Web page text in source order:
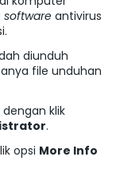
software antivirus
diunduh
file unduhan
dengan klik
.
opsi More Info